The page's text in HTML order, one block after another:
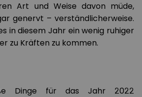
Art und Weise davon müde,
genervt – verständlicherweise.
in diesem Jahr ein wenig ruhiger
zu Kräften zu kommen.
Dinge für das Jahr 2022